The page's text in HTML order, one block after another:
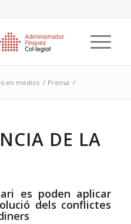
en medios / Prensa /
DE LA
es poden aplicar
dels conflictes